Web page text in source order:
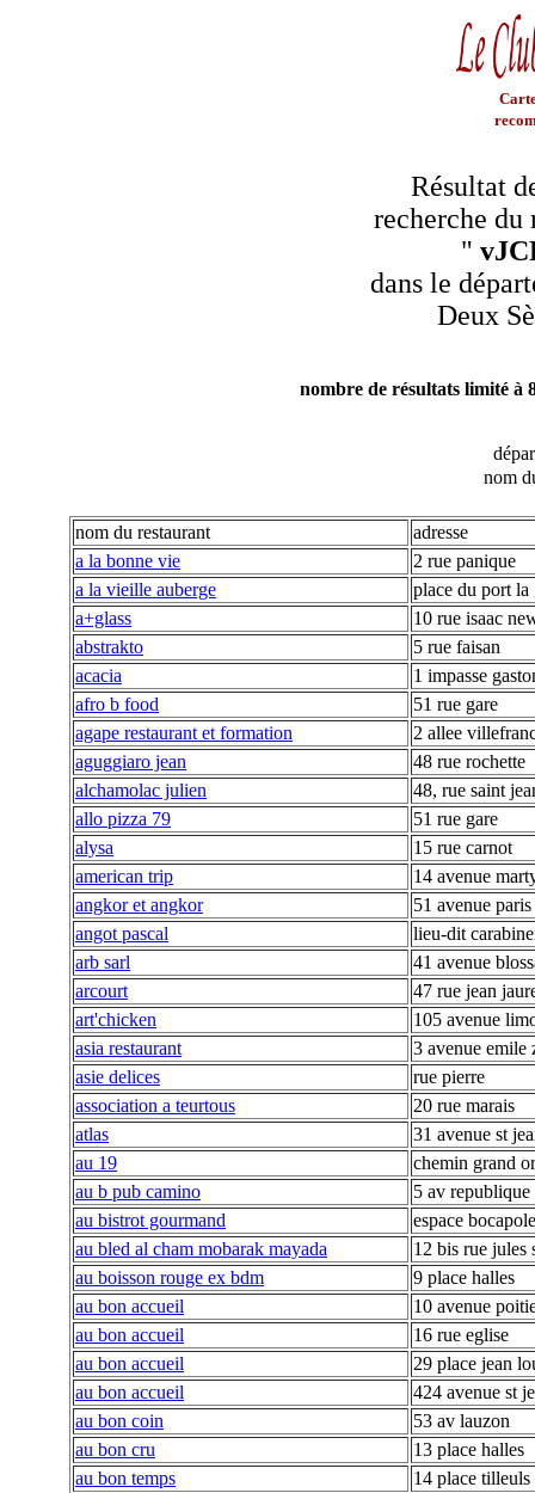
Résultat
recherche du
"
dans le
Deux
nombre de résultats limité à
nom
nom du restaurant
adresse
a la bonne vie
2 rue panique
a la vieille auberge
place du port la
a+glass
10 rue isaac
abstrakto
5 rue faisan
acacia
1 impasse
afro b food
51 rue gare
agape restaurant et formation
2 allee
aguggiaro jean
48 rue rochette
alchamolac julien
48, rue saint
allo pizza 79
51 rue gare
alysa
15 rue carnot
american trip
14 avenue
angkor et angkor
51 avenue paris
angot pascal
lieu-dit
arb sarl
41 avenue
arcourt
47 rue jean
art'chicken
105 avenue
asia restaurant
3 avenue emile
asie delices
rue pierre
association a teurtous
20 rue marais
atlas
31 avenue st
au 19
chemin grand
au b pub camino
5 av republique
au bistrot gourmand
espace bocapole
au bled al cham mobarak mayada
12 bis rue jules
au boisson rouge ex bdm
9 place halles
au bon accueil
10 avenue
au bon accueil
16 rue eglise
au bon accueil
29 place jean
au bon accueil
424 avenue st
au bon coin
53 av lauzon
au bon cru
13 place halles
au bon temps
14 place tilleuls